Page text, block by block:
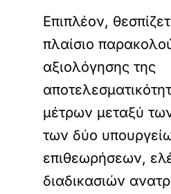
Επιπλέον,
πλαίσιο
αξιολόγησης της
μέτρων μεταξύ
των δύο
επιθεωρήσεων,
διαδικασιών